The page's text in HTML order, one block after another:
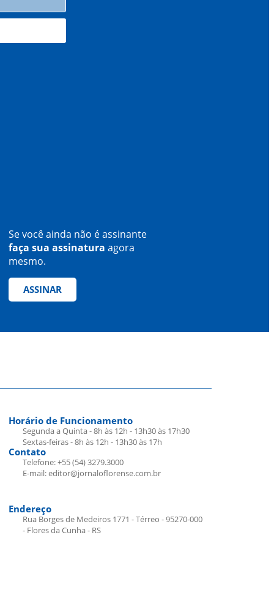
Se você ainda não é assinante
faça sua assinatura agora
mesmo.
ASSINAR
Horário de Funcionamento
Segunda a Quinta - 8h às 12h - 13h30 às 17h30
Sextas-feiras - 8h às 12h - 13h30 às 17h
Contato
Telefone: +55 (54) 3279.3000
E-mail: editor@jornaloflorense.com.br
Endereço
Rua Borges de Medeiros 1771 - Térreo - 95270-000
- Flores da Cunha - RS